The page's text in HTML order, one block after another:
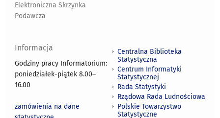
Elektroniczna Skrzynka
Podawcza
Informacja
Godziny pracy Informatorium:
poniedziałek-piątek 8.00–
16.00
zamówienia na dane
Centralna Biblioteka
Statystyczna
Centrum Informatyki
Statystycznej
Rada Statystyki
Rządowa Rada Ludnościowa
Polskie Towarzystwo
Statystyczne